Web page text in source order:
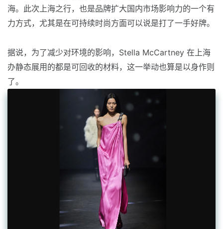
海。此次上海之行，也是品牌扩大国内市场影响力的一个有
力方式，尤其是在可持续时尚方面可以说是打了一手好牌。
据说，为了减少对环境的影响，Stella McCartney 在上海
办静态展用的都是可回收的材料，这一举动也算是以身作则
了。